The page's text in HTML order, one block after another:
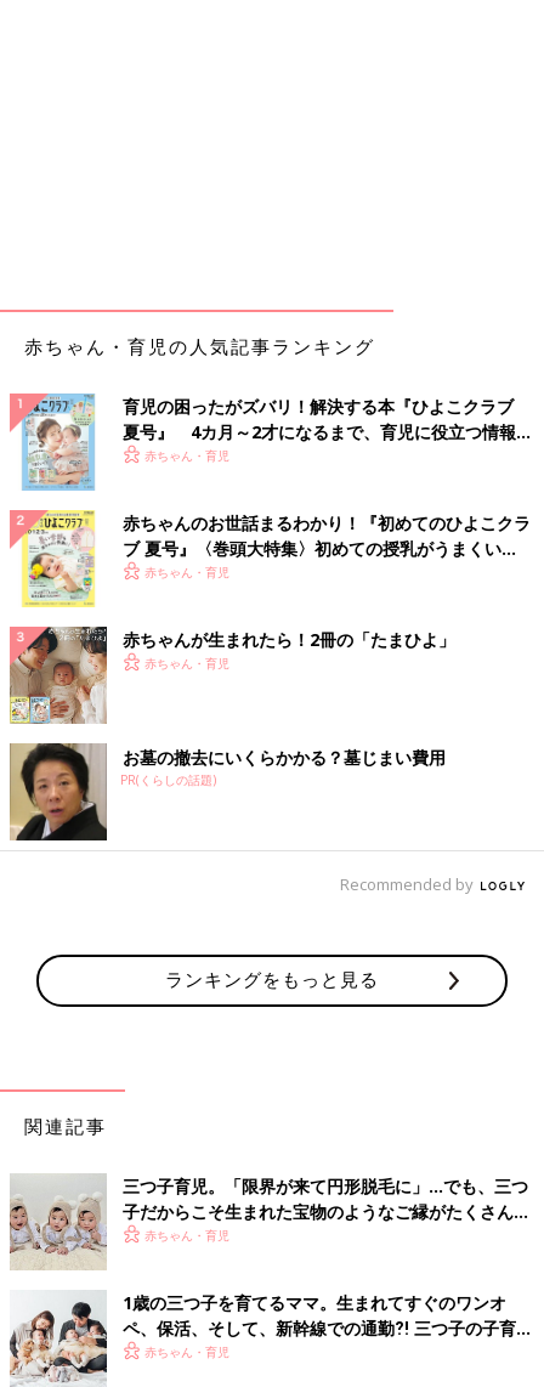
赤ちゃん・育児の人気記事ランキング
育児の困ったがズバリ！解決する本『ひよこクラブ
夏号』 4カ月～2才になるまで、育児に役立つ情報が
いっぱい！
赤ちゃん・育児
赤ちゃんのお世話まるわかり！『初めてのひよこクラ
ブ 夏号』〈巻頭大特集〉初めての授乳がうまくい
く！ おっぱい・ミルクの基本と夏のトラブル 解決テ
赤ちゃん・育児
赤ちゃんが生まれたら！2冊の「たまひよ」
赤ちゃん・育児
お墓の撤去にいくらかかる？墓じまい費用
PR(くらしの話題)
Recommended by
ランキングをもっと見る
関連記事
三つ子育児。「限界が来て円形脱毛に」…でも、三つ
子だからこそ生まれた宝物のようなご縁がたくさん！
【体験談】
赤ちゃん・育児
1歳の三つ子を育てるママ。生まれてすぐのワンオ
ペ、保活、そして、新幹線での通勤⁈ 三つ子の子育て
のリアル【多胎育児体験談】
赤ちゃん・育児